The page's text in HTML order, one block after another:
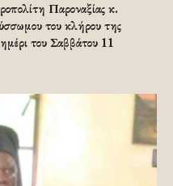
Παροναξίας κ.
του κλήρου της
του Σαββάτου 11